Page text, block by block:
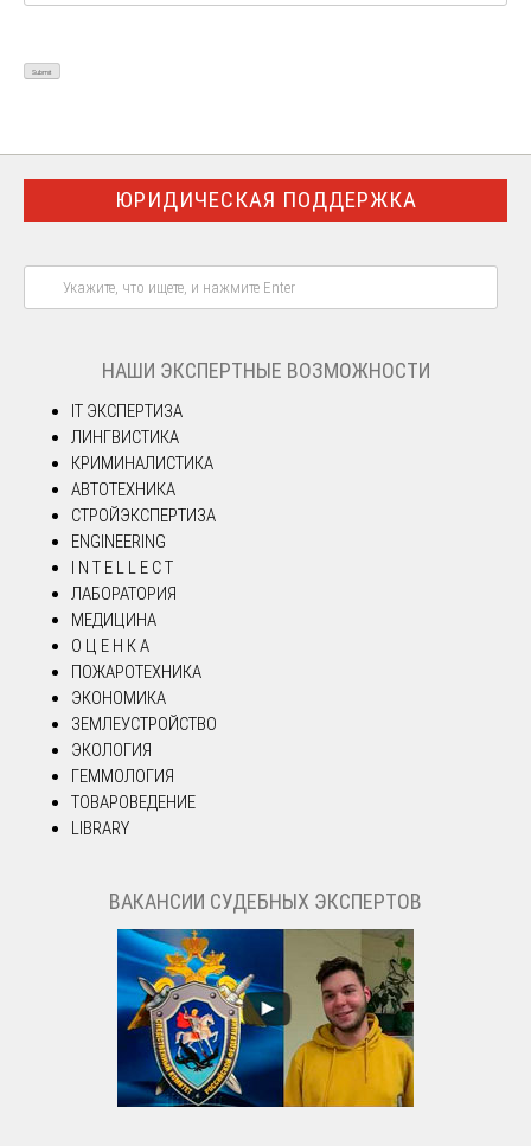
ЮРИДИЧЕСКАЯ ПОДДЕРЖКА
НАШИ ЭКСПЕРТНЫЕ ВОЗМОЖНОСТИ
IT ЭКСПЕРТИЗА
ЛИНГВИСТИКА
КРИМИНАЛИСТИКА
АВТОТЕХНИКА
СТРОЙЭКСПЕРТИЗА
ENGINEERING
I N T E L L E C T
ЛАБОРАТОРИЯ
МЕДИЦИНА
О Ц Е Н К А
ПОЖАРОТЕХНИКА
ЭКОНОМИКА
ЗЕМЛЕУСТРОЙСТВО
ЭКОЛОГИЯ
ГЕММОЛОГИЯ
ТОВАРОВЕДЕНИЕ
LIBRARY
ВАКАНСИИ СУДЕБНЫХ ЭКСПЕРТОВ